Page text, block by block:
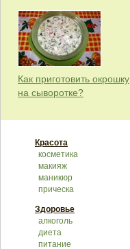
Как приготовить окрошку
на сыворотке?
Красота
косметика
макияж
маникюр
прическа
Здоровье
алкоголь
диета
питание